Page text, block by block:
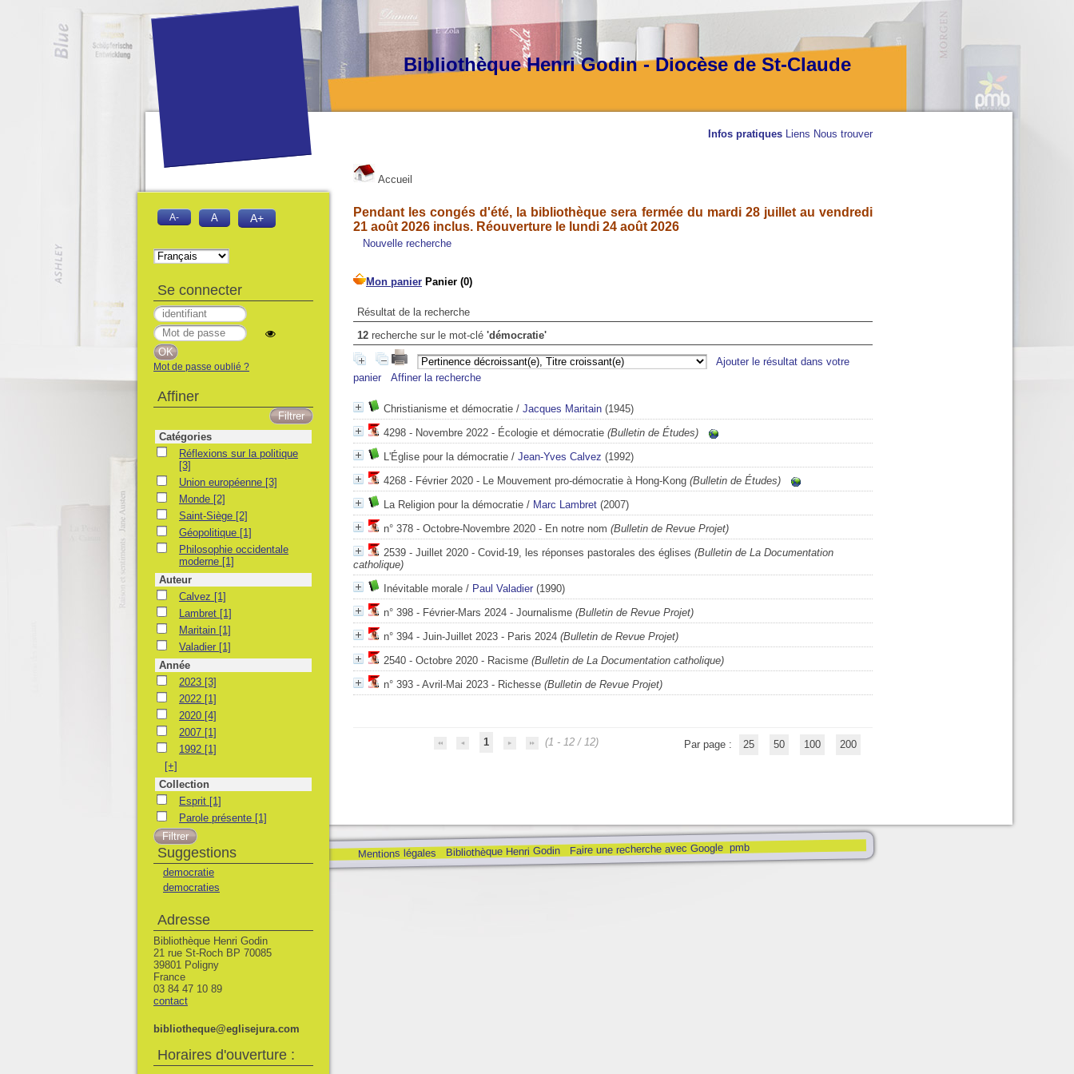
Infos pratiques Liens Nous trouver
Accueil
Pendant les congés d'été, la bibliothèque sera fermée du mardi 28 juillet au vendredi
21 août 2026 inclus. Réouverture le lundi 24 août 2026
Nouvelle recherche
Résultat de la recherche
12 recherche sur le mot-clé 'démocratie'
Ajouter le résultat dans votre
panier
Affiner la recherche
Christianisme et démocratie / Jacques Maritain (1945)
4298 - Novembre 2022 - Écologie et démocratie (Bulletin de Études)
L'Église pour la démocratie / Jean-Yves Calvez (1992)
4268 - Février 2020 - Le Mouvement pro-démocratie à Hong-Kong (Bulletin de Études)
La Religion pour la démocratie / Marc Lambret (2007)
n° 378 - Octobre-Novembre 2020 - En notre nom (Bulletin de Revue Projet)
2539 - Juillet 2020 - Covid-19, les réponses pastorales des églises (Bulletin de La Documentation
catholique)
Inévitable morale / Paul Valadier (1990)
n° 398 - Février-Mars 2024 - Journalisme (Bulletin de Revue Projet)
n° 394 - Juin-Juillet 2023 - Paris 2024 (Bulletin de Revue Projet)
2540 - Octobre 2020 - Racisme (Bulletin de La Documentation catholique)
n° 393 - Avril-Mai 2023 - Richesse (Bulletin de Revue Projet)
1 (1 - 12 / 12) Par page : 25 50 100 200
Mentions légales Bibliothèque Henri Godin Faire une recherche avec Google pmb
Bibliothèque Henri Godin - Diocèse de St-Claude
A- A A+
Se connecter
Mot de passe oublié ?
Affiner
Catégories
Réflexions sur la politique
Réflexions sur la politique
[3]
Union européenne
Union européenne [3]
MondeMonde [2]
Saint-Siège
Saint-Siège [2]
Géopolitique
Géopolitique [1]
Philosophie occidentale moderne
Philosophie occidentale
moderne [1]
Auteur
CalvezCalvez [1]
LambretLambret [1]
MaritainMaritain [1]
ValadierValadier [1]
Année
2023 2023 [3]
2022 2022 [1]
2020 2020 [4]
2007 2007 [1]
1992 1992 [1]
[+]
Collection
EspritEsprit [1]
Parole présente
Parole présente [1]
Suggestions
democratie
democraties
Adresse
Bibliothèque Henri Godin
21 rue St-Roch BP 70085
39801 Poligny
France
03 84 47 10 89
contact
bibliotheque@eglisejura.com
Horaires d'ouverture :